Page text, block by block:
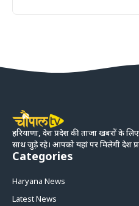
हरियाणा, देश प्रदेश की ताजा खबरों के
साथ जुड़े रहे। आपको यहां पर मिलेगी देश
Categories
Haryana News
Latest News